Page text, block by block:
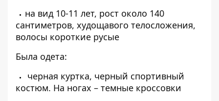
на вид 10-11 лет, рост около 140
сантиметров, худощавого телосложения,
волосы короткие русые
Была одета:
черная куртка, черный спортивный
костюм. На ногах – темные кроссовки